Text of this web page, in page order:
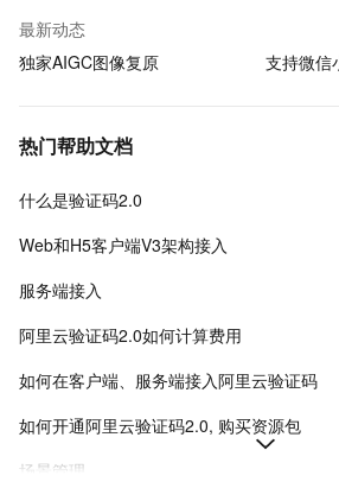
最新动态
独家AIGC图像复原
支持微信
热门帮助文档
什么是验证码2.0
Web和H5客户端V3架构接入
服务端接入
阿里云验证码2.0如何计算费用
如何在客户端、服务端接入阿里云验证码
如何开通阿里云验证码2.0, 购买资源包
场景管理